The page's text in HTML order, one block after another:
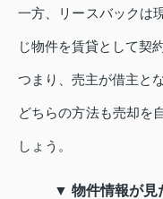
一方、リースバックは
じ物件を賃貸として契
つまり、売主が借主と
どちらの方法も売却を
しょう。
▼ 物件情報が見